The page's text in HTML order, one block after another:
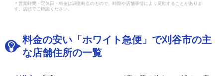
＊営業時間・定休日・料金は調査時点のもので、時期や店舗事情により変動することがありま
す。店頭でご確認ください。
料金の安い「ホワイト急便」で刈谷市の主
な店舗住所の一覧